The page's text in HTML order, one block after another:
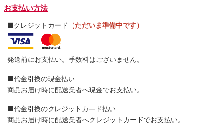
お支払い方法
■クレジットカード （ただいま準備中です）
発送前にお支払い。手数料はございません。
■代金引換の現金払い
商品お届け時に配送業者へ現金でお支払い。
■代金引換のクレジットカ―ド払い
商品お届け時に配送業者へクレジットカードでお支払い。